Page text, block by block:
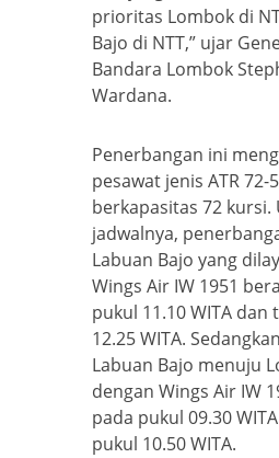
prioritas Lombok di
Bajo di NTT,” ujar
Bandara Lombok
Wardana.
Penerbangan ini
pesawat jenis ATR 72-
berkapasitas 72 kursi.
jadwalnya,
Labuan Bajo yang
Wings Air IW 1951
pukul 11.10 WITA dan
12.25 WITA.
Labuan Bajo menuju
dengan Wings Air IW
pada pukul 09.30
pukul 10.50 WITA.